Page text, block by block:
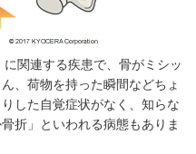
関連する疾患で、骨がミシッ
、荷物を持った瞬間などちょ
した自覚症状がなく、知らな
折」といわれる病態もありま